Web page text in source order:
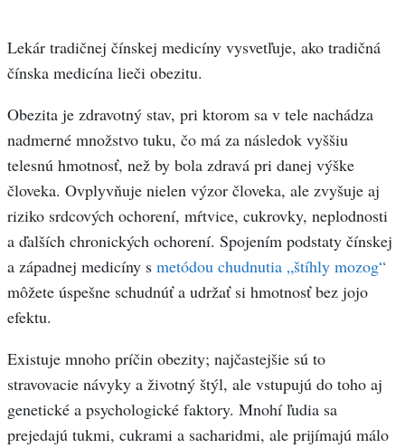
Lekár tradičnej čínskej medicíny vysvetľuje, ako tradičná
čínska medicína lieči obezitu.
Obezita je zdravotný stav, pri ktorom sa v tele nachádza
nadmerné množstvo tuku, čo má za následok vyššiu
telesnú hmotnosť, než by bola zdravá pri danej výške
človeka. Ovplyvňuje nielen výzor človeka, ale zvyšuje aj
riziko srdcových ochorení, mŕtvice, cukrovky, neplodnosti
a ďalších chronických ochorení. Spojením podstaty čínskej
a západnej medicíny s metódou chudnutia „štíhly mozog“
môžete úspešne schudnúť a udržať si hmotnosť bez jojo
efektu.
Existuje mnoho príčin obezity; najčastejšie sú to
stravovacie návyky a životný štýl, ale vstupujú do toho aj
genetické a psychologické faktory. Mnohí ľudia sa
prejedajú tukmi, cukrami a sacharidmi, ale prijímajú málo